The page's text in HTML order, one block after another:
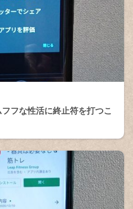
フな性活に終止符を打つこ